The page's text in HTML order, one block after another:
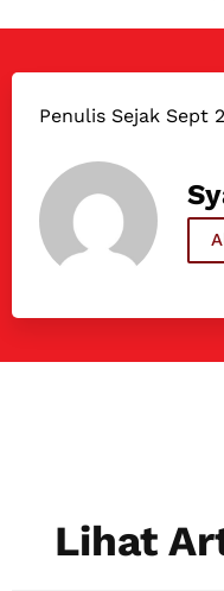
Penulis Sejak Sept
Lihat